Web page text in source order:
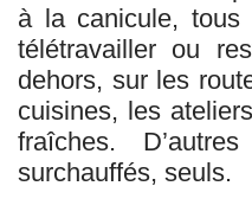
à la canicule, tous
télétravailler ou
dehors, sur les
cuisines, les
fraîches.
surchauffés, seuls.